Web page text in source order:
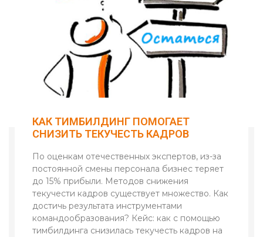
l
a
n
e
КАК ТИМБИЛДИНГ ПОМОГАЕТ
СНИЗИТЬ ТЕКУЧЕСТЬ КАДРОВ
По оценкам отечественных экспертов, из-за
постоянной смены персонала бизнес теряет
до 15% прибыли. Методов снижения
текучести кадров существует множество. Как
достичь результата инструментами
командообразования? Кейс: как с помощью
тимбилдинга снизилась текучесть кадров на